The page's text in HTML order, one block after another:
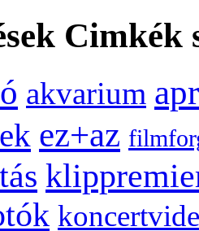
Cimkék
akvarium
ez+az